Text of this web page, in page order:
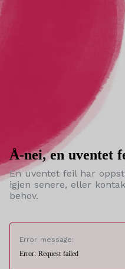
Å-nei, en uventet
En uventet feil har
igjen senere, eller
behov.
Error message:
Error: Request failed